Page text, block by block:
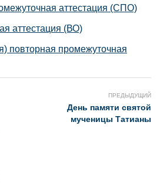
аттестация (СПО)
аттестация (ВО)
повторная промежуточная
ПРЕДЫДУЩИЙ
День памяти святой
мученицы Татианы